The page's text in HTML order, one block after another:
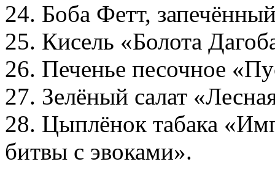
24. Боба Фетт,
25. Кисель «Болота
26. Печенье песочное
27. Зелёный салат
28. Цыплёнок табака
битвы с эвоками».